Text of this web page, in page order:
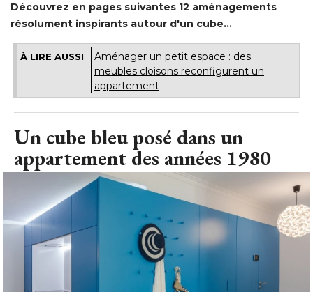
Découvrez en pages suivantes 12 aménagements
résolument inspirants autour d'un cube...
À LIRE AUSSI
Aménager un petit espace : des
meubles cloisons reconfigurent un
appartement
Un cube bleu posé dans un
appartement des années 1980